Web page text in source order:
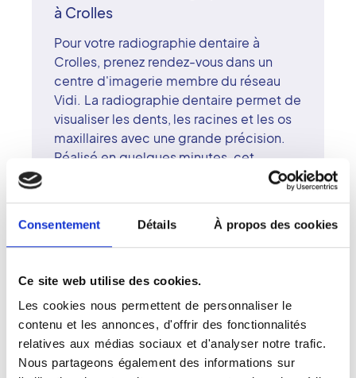
Consentement Détails À propos des cookies
Ce site web utilise des cookies.
Les cookies nous permettent de personnaliser le
contenu et les annonces, d'offrir des fonctionnalités
relatives aux médias sociaux et d'analyser notre trafic.
Nous partageons également des informations sur
à Crolles
Pour votre radiographie dentaire à
Crolles, prenez rendez-vous dans un
centre d'imagerie membre du réseau
Vidi. La radiographie dentaire permet de
visualiser les dents, les racines et les os
maxillaires avec une grande précision.
Réalisé en quelques minutes, cet
examen aide les praticiens à poser un
diagnostic fiable et à planifier les soins
adaptés. Les radiologues du centre de
Crolles s'appuient sur des équipements
numériques récents, limitant l'exposition
excellente qualité d'image. Le réseau
Vidi met son expertise au service du
patient et du praticien, pour une
imagerie dentaire claire, précise et
rassurante. À Crolles, la compétence